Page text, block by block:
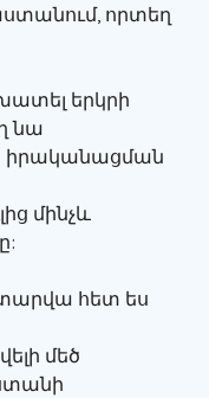
որտեղ
երկրի
նա
մինչև
տարվա հետ ես
մեծ